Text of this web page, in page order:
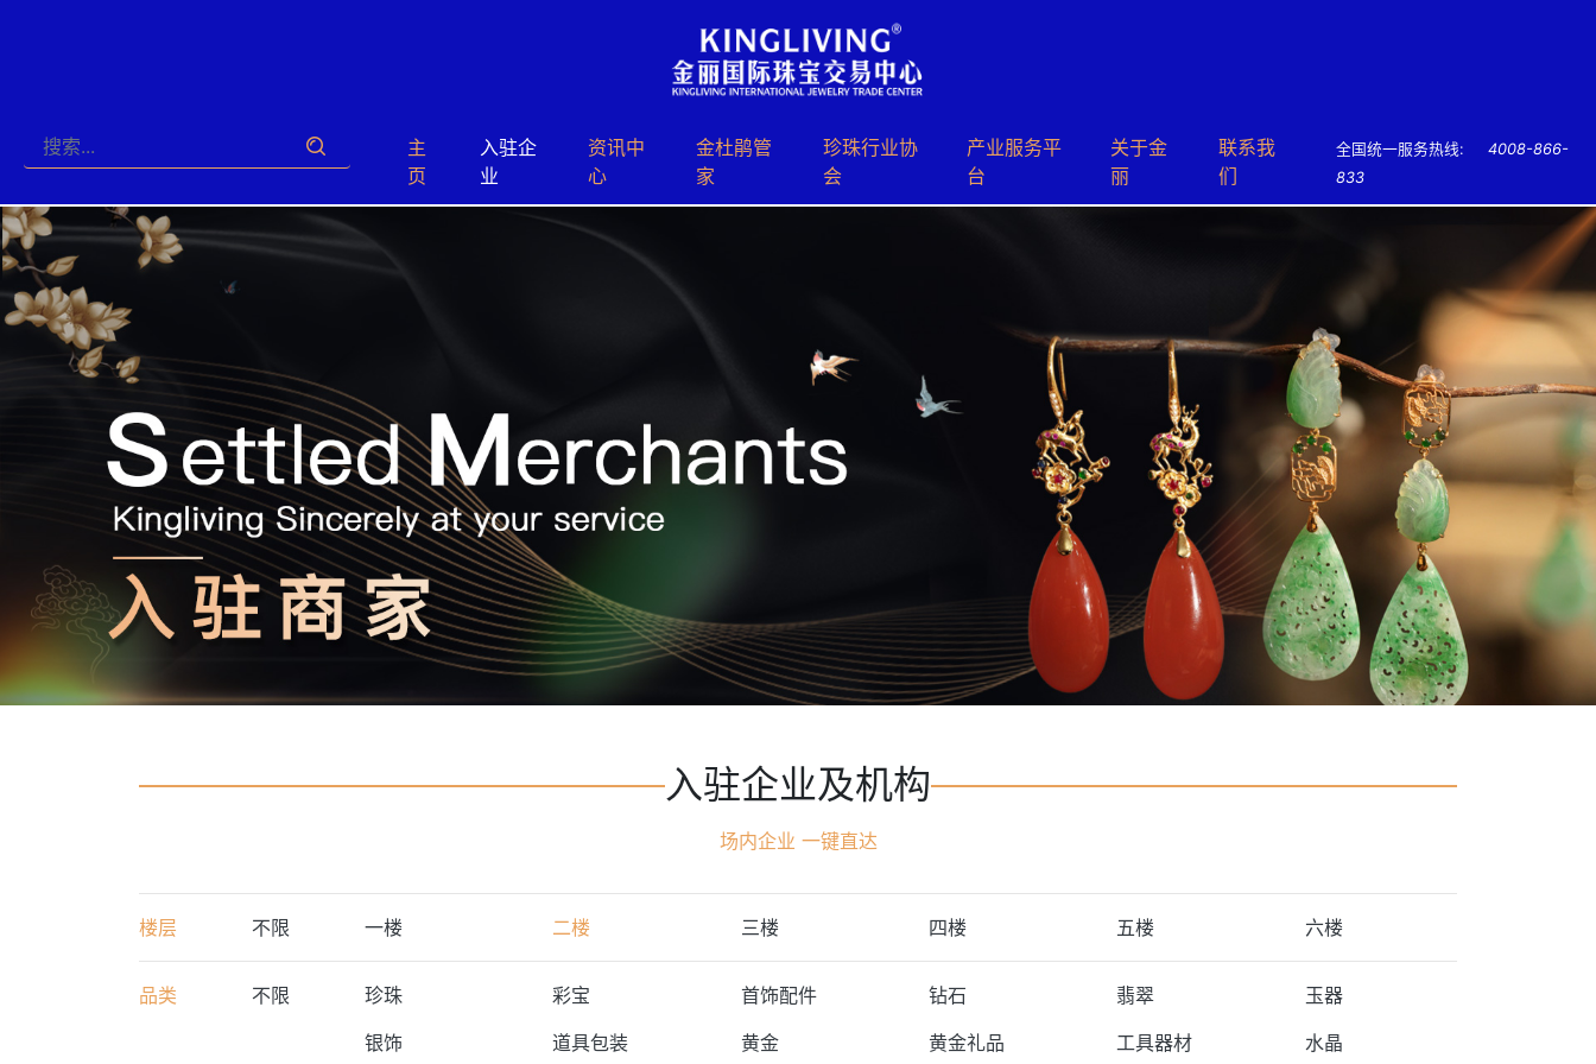
主
页
入驻企
业
资讯中
心
⾦杜鹃管
家
珍珠⾏业协
会
产业服务平
台
关于⾦
丽
联系我
们
全国统一服务热线:
4008-866-
833
入驻企业及机构
场内企业 一键直达
楼层 不限 一楼 二楼 三楼 四楼 五楼 六楼
品类 不限 珍珠 彩宝 首饰配件 钻石 翡翠
玉器
银饰
道具包装 黄金 黄金礼品 工具器材 水晶